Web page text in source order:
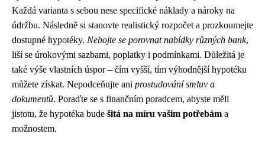
Každá varianta s sebou nese specifické náklady a nároky na
údržbu. Následně si stanovte realistický rozpočet a prozkoumejte
dostupné hypotéky. Nebojte se porovnat nabídky různých bank,
liší se úrokovými sazbami, poplatky i podmínkami. Důležitá je
také výše vlastních úspor – čím vyšší, tím výhodnější hypotéku
můžete získat. Nepodceňujte ani prostudování smluv a
dokumentů. Poraďte se s finančním poradcem, abyste měli
jistotu, že hypotéka bude šitá na míru vašim potřebám a
možnostem.